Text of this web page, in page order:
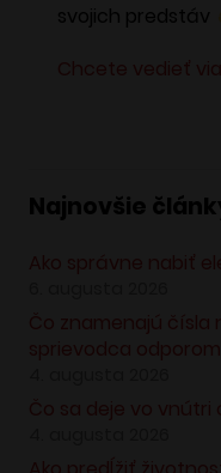
svojich predstáv
Najnovšie